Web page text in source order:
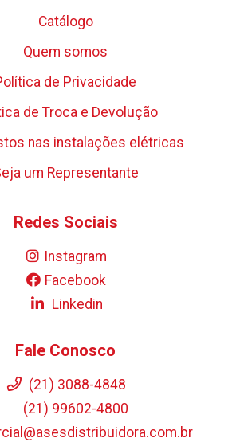
Catálogo
Quem somos
de Privacidade
de Troca e Devolução
nas instalações elétricas
um Representante
Redes Sociais
Instagram
Facebook
Linkedin
Fale Conosco
(21) 3088-4848
(21) 99602-4800